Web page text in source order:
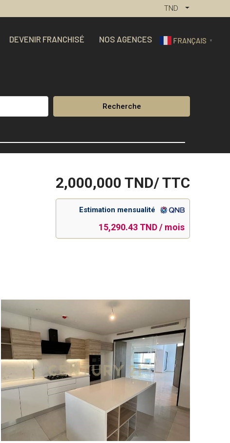
TND
DEVENIR FRANCHISÉ NOS AGENCES FRANÇAIS ▼
Recherche
2,000,000 TND/ TTC
Estimation mensualité
15,290.43 TND / mois